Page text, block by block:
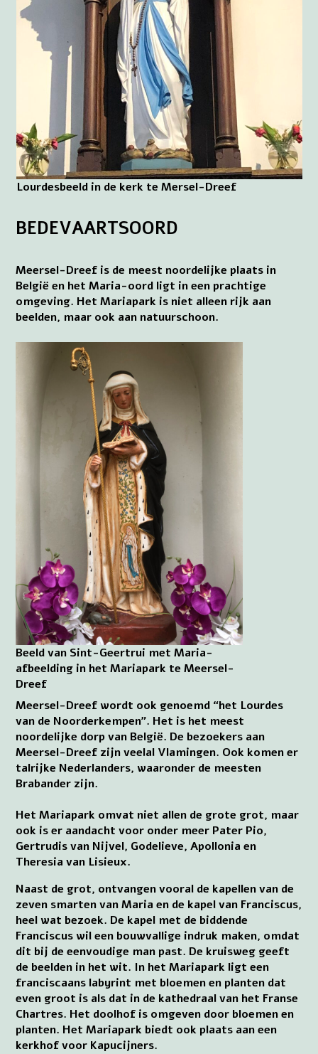
Lourdesbeeld in de kerk te Mersel-Dreef
BEDEVAARTSOORD
Meersel-Dreef is de meest noordelijke plaats in
België en het Maria-oord ligt in een prachtige
omgeving. Het Mariapark is niet alleen rijk aan
beelden, maar ook aan natuurschoon.
Beeld van Sint-Geertrui met Maria-
afbeelding in het Mariapark te Meersel-
Dreef
Meersel-Dreef wordt ook genoemd “het Lourdes
van de Noorderkempen”. Het is het meest
noordelijke dorp van België. De bezoekers aan
Meersel-Dreef zijn veelal Vlamingen. Ook komen er
talrijke Nederlanders, waaronder de meesten
Brabander zijn.
Het Mariapark omvat niet allen de grote grot, maar
ook is er aandacht voor onder meer Pater Pio,
Gertrudis van Nijvel, Godelieve, Apollonia en
Theresia van Lisieux.
Naast de grot, ontvangen vooral de kapellen van de
zeven smarten van Maria en de kapel van Franciscus,
heel wat bezoek. De kapel met de biddende
Franciscus wil een bouwvallige indruk maken, omdat
dit bij de eenvoudige man past. De kruisweg geeft
de beelden in het wit. In het Mariapark ligt een
franciscaans labyrint met bloemen en planten dat
even groot is als dat in de kathedraal van het Franse
Chartres. Het doolhof is omgeven door bloemen en
planten. Het Mariapark biedt ook plaats aan een
kerkhof voor Kapucijners.